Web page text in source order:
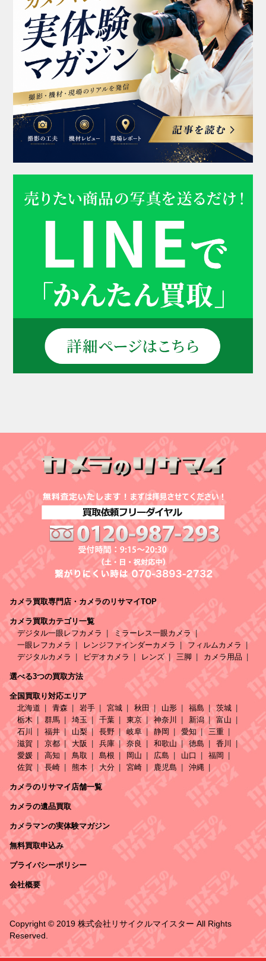
カメラ買取専門店・カメラのリサマイTOP
カメラ買取カテゴリ一覧
デジタル一眼レフカメラ
ミラーレス一眼カメラ
一眼レフカメラ
レンジファインダーカメラ
フィルムカメラ
デジタルカメラ
ビデオカメラ レンズ 三脚 カメラ用品
選べる3つの買取方法
全国買取り対応エリア
北海道
青森 岩手 宮城 秋田 山形 福島
茨城
栃木
群馬 埼玉 千葉 東京 神奈川 新潟
富山
石川
福井 山梨 長野 岐阜 静岡 愛知
三重
滋賀
京都 大阪 兵庫 奈良 和歌山 徳島
香川
愛媛
高知 鳥取 島根 岡山 広島 山口
福岡
佐賀
長崎 熊本 大分 宮崎 鹿児島 沖縄
カメラのリサマイ店舗一覧
カメラの遺品買取
カメラマンの実体験マガジン
無料買取申込み
プライバシーポリシー
会社概要
Copyright © 2019 株式会社リサイクルマイスター All Rights
Reserved.